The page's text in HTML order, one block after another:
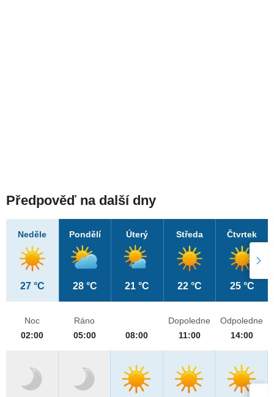
Předpověď na další dny
Neděle
27 °C
Pondělí
28 °C
Úterý
21 °C
Středa
22 °C
Čtvrtek
25 °C
Noc
02:00
Ráno
05:00
08:00
Dopoledne
11:00
Odpoledne
14:00